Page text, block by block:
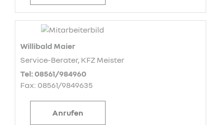
Willibald Maier
Service-Berater, KFZ Meister
Tel: 08561/984960
Fax: 08561/9849635
Anrufen